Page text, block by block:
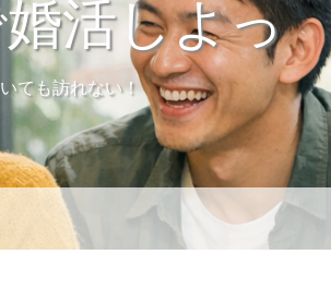
活しよっ
ても訪れない！